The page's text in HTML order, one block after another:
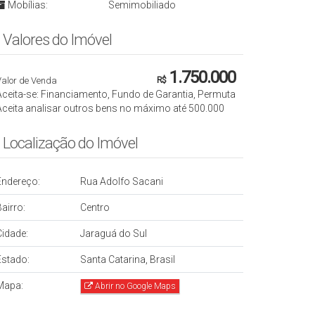
Mobílias: Semimobiliado
Valores do Imóvel
R$1.750.000
de Venda
se: Financiamento, Fundo de Garantia, Permuta
analisar outros bens no máximo até 500.000
Localização do Imóvel
Rua Adolfo Sacani
Centro
Jaraguá do Sul
Santa Catarina, Brasil
Abrir no Google Maps